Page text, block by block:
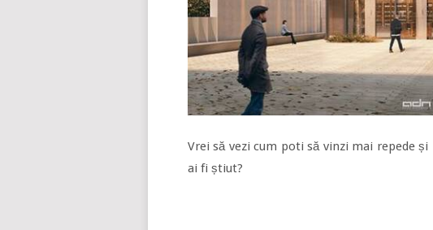
Vrei să vezi cum poti să vinzi mai repede
ai fi știut?